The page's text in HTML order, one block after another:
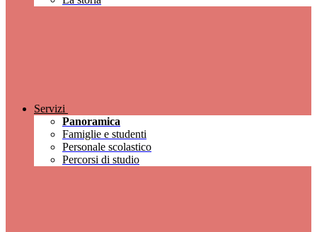
Servizi
Panoramica
Famiglie e studenti
Personale scolastico
Percorsi di studio